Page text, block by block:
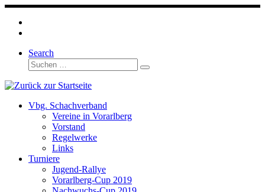
Zum
Inhalt
springen
Search
Suche
Suchen …
Vbg. Schachverband
Vereine in Vorarlberg
Vorstand
Regelwerke
Links
Turniere
Jugend-Rallye
Vorarlberg-Cup 2019